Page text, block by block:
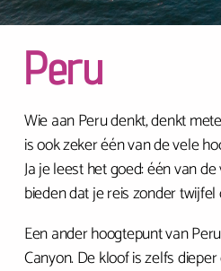
Peru
Wie aan Peru denkt, denkt
is ook zeker één van de vele
Ja je leest het goed: één van
bieden dat je reis zonder
Een ander hoogtepunt van
Canyon. De kloof is zelfs